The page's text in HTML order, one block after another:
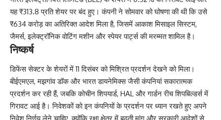
यह ₹313.8 प्रति शेयर पर बंद हुए। कंपनी ने सोमवार को घोषणा की थी कि उसे
₹634 करोड़ का अतिरिक्त आदेश मिला है, जिसमें आकाश मिसाइल सिस्टम,
जैमर्स, इलेक्ट्रॉनिक वोटिंग मशीन और स्पेयर पार्ट्स की मरम्मत शामिल है।
निष्कर्ष
डिफेंस सेक्टर के शेयरों में 11 दिसंबर को मिश्रित प्रदर्शन देखने को मिला।
बीईएमएल, मझगांव डॉक और भारत डायनेमिक्स जैसी कंपनियां सकारात्मक
प्रदर्शन कर रही हैं, जबकि कोचीन शिपयार्ड, HAL और गार्डन रीच शिपबिल्डर्स में
गिरावट आई है। निवेशकों को इन कंपनियों के प्रदर्शन पर ध्यान रखते हुए अपने